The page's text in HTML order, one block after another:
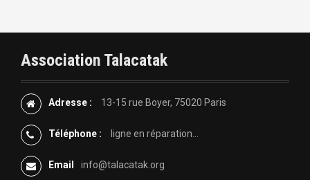
Association Talacatak
Adresse : 13-15 rue Boyer, 75020 Paris
Téléphone : ligne en réparation...
Email info@talacatak.org